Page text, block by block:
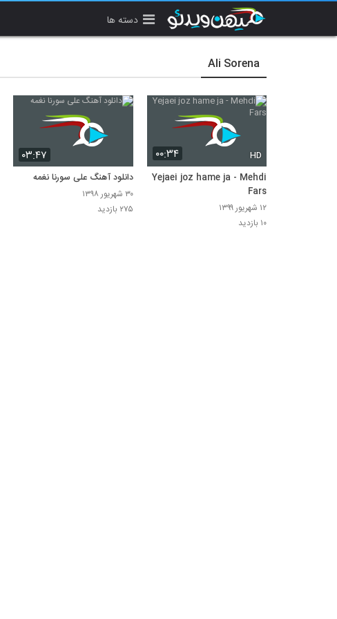
دسته ها
Ali Sorena
۰۰:۳۴ HD
Yejaei joz hame ja - Mehdi
Fars
۱۲ شهریور ۱۳۹۹
۱۰ بازدید
۰۳:۴۷
دانلود آهنگ علی سورنا نغمه
۳۰ شهریور ۱۳۹۸
۲۷۵ بازدید